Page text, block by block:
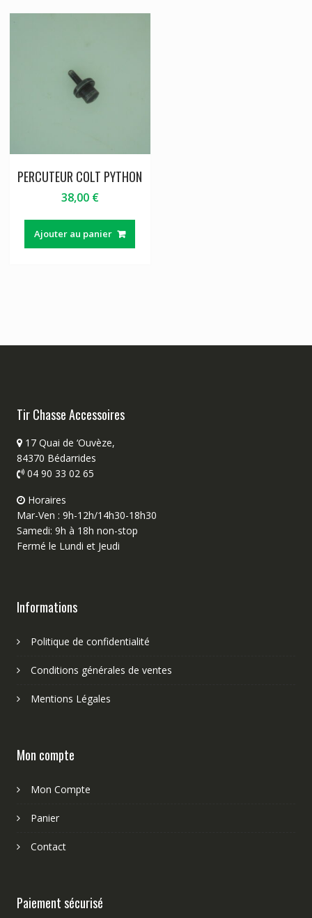
PERCUTEUR COLT PYTHON
38,00 €
Ajouter au panier
Tir Chasse Accessoires
17 Quai de ‘Ouvèze,
84370 Bédarrides
04 90 33 02 65
Horaires
Mar-Ven : 9h-12h/14h30-18h30
Samedi: 9h à 18h non-stop
Fermé le Lundi et Jeudi
Informations
Politique de confidentialité
Conditions générales de ventes
Mentions Légales
Mon compte
Mon Compte
Panier
Contact
Paiement sécurisé